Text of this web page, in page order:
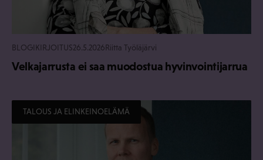
BLOGIKIRJOITUS26.5.2026Riitta Työläjärvi
Velkajarrusta ei saa muodostua hyvinvointijarrua
TALOUS JA ELINKEINOELÄMÄ